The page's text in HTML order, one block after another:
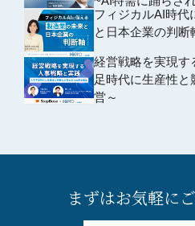
軸~
フィジカルAI時
と日本企業の判断
経営戦略を実現す
足時代に生産性
営～
まずはお気軽に